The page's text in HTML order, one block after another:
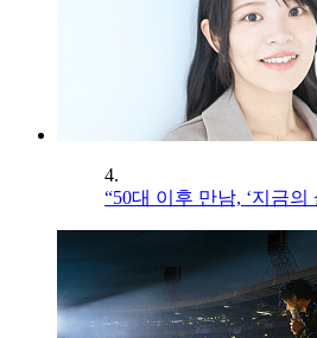
4.
“50대 이후 만남, ‘지금